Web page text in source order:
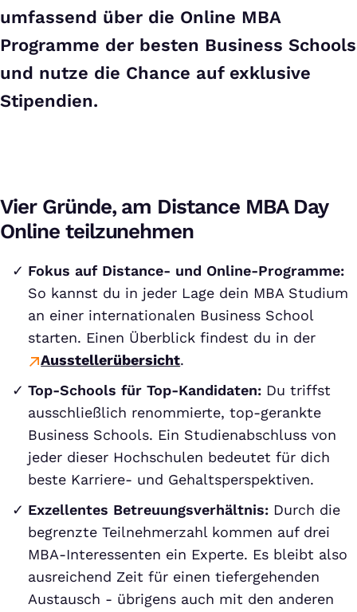
umfassend über die Online MBA
Programme der besten Business Schools
und nutze die Chance auf exklusive
Stipendien.
Vier Gründe, am Distance MBA Day
Online teilzunehmen
Fokus auf Distance- und Online-Programme:
So kannst du in jeder Lage dein MBA Studium
an einer internationalen Business School
starten. Einen Überblick findest du in der
Ausstellerübersicht.
Top-Schools für Top-Kandidaten: Du triffst
ausschließlich renommierte, top-gerankte
Business Schools. Ein Studienabschluss von
jeder dieser Hochschulen bedeutet für dich
beste Karriere- und Gehaltsperspektiven.
Exzellentes Betreuungsverhältnis: Durch die
begrenzte Teilnehmerzahl kommen auf drei
MBA-Interessenten ein Experte. Es bleibt also
ausreichend Zeit für einen tiefergehenden
Austausch - übrigens auch mit den anderen